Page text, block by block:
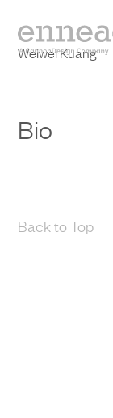
Weiwei Kuang
Bio
Back to Top